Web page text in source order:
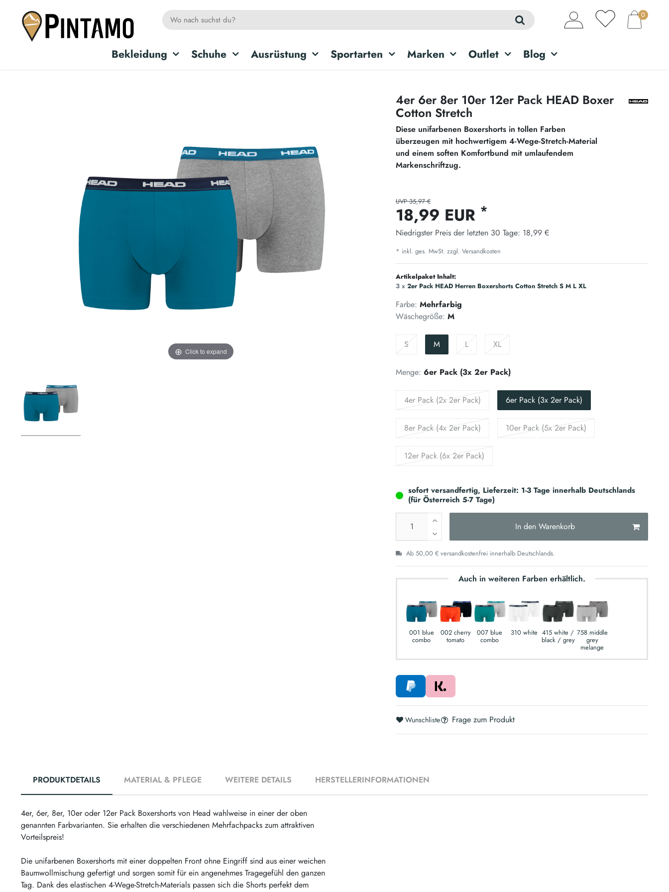
Bekleidung Schuhe Ausrüstung Sportarten Marken Outlet Blog
0
Click to expand
4er 6er 8er 10er 12er Pack HEAD Boxer
Cotton Stretch
Diese unifarbenen Boxershorts in tollen Farben
überzeugen mit hochwertigem 4-Wege-Stretch-Material
und einem soften Komfortbund mit umlaufendem
Markenschriftzug.
UVP 35,97 €
18,99 EUR *
Niedrigster Preis der letzten 30 Tage: 18,99 €
* inkl. ges. MwSt. zzgl. Versandkosten
Artikelpaket Inhalt:
3 x 2er Pack HEAD Herren Boxershorts Cotton Stretch S M L XL
Farbe: Mehrfarbig
Wäschegröße: M
S M L XL
Menge: 6er Pack (3x 2er Pack)
4er Pack (2x 2er Pack) 6er Pack (3x 2er Pack)
8er Pack (4x 2er Pack) 10er Pack (5x 2er Pack)
12er Pack (6x 2er Pack)
sofort versandfertig, Lieferzeit: 1-3 Tage innerhalb Deutschlands
(für Österreich 5-7 Tage)
In den Warenkorb
Ab 50,00 € versandkostenfrei innerhalb Deutschlands.
Auch in weiteren Farben erhältlich.
001 blue
combo
002 cherry
tomato
007 blue
combo
310 white 415 white /
black / grey
758 middle
grey
melange
Wunschliste Frage zum Produkt
PRODUKTDETAILS MATERIAL & PFLEGE WEITERE DETAILS HERSTELLERINFORMATIONEN
4er, 6er, 8er, 10er oder 12er Pack Boxershorts von Head wahlweise in einer der oben
genannten Farbvarianten. Sie erhalten die verschiedenen Mehrfachpacks zum attraktiven
Vorteilspreis!
Die unifarbenen Boxershorts mit einer doppelten Front ohne Eingriff sind aus einer weichen
Baumwollmischung gefertigt und sorgen somit für ein angenehmes Tragegefühl den ganzen
Tag. Dank des elastischen 4-Wege-Stretch-Materials passen sich die Shorts perfekt dem